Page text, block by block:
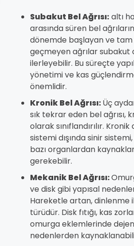
Subakut Bel Ağrısı:altı
arasında süren bel
dönemde başlayan ve tam
geçmeyen ağrılar subakut
ilerleyebilir. Bu süreçte
yönetimi ve kas
önemlidir.
Kronik Bel Ağrısı:Üç
sık tekrar eden bel ağrısı,
olarak sınıflandırılır.
sistemi dışında sinir
bazı organlardan
gerekebilir.
Mekanik Bel Ağrısı:
ve disk gibi yapısal
Hareketle artan, dinlenme
türüdür. Disk fıtığı, kas
omurga eklemlerinde
nedenlerden